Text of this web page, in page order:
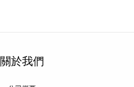
關於我們